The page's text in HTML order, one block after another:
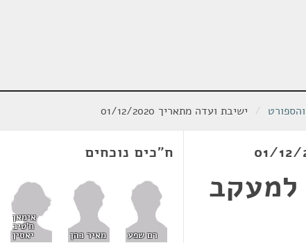
/ ישיבת ועדה מתאריך 01/12/2020
למעקב
ח"כים נוכחים
רם שפע מאיר כהן
אימאן
ח'טיב
יאסין